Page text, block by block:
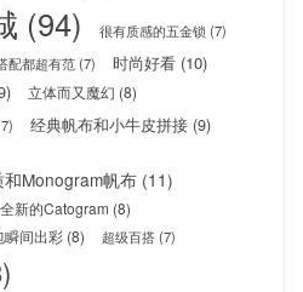
(94) 很有质感的五金锁 (7)
配都超有范(7) 时尚好看 (10)
立体而又魔幻 (8)
经典帆布和小牛皮拼接 (9)
Monogram帆布 (11)
新的Catogram (8)
瞬间出彩 (8) 超级百搭(7)